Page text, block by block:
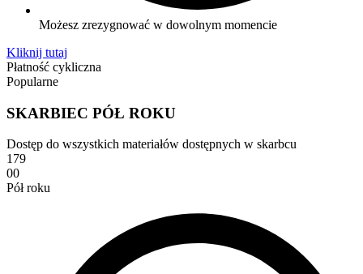
Możesz zrezygnować w dowolnym momencie
Kliknij tutaj
Płatność cykliczna
Popularne
SKARBIEC PÓŁ ROKU
Dostęp do wszystkich materiałów dostępnych w skarbcu
179
00
Pół roku